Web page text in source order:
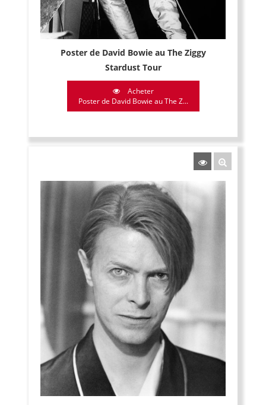
Poster de David Bowie au The Ziggy
Stardust Tour
Acheter
Poster de David Bowie au The Z...